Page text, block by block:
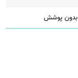
بدون پوشش